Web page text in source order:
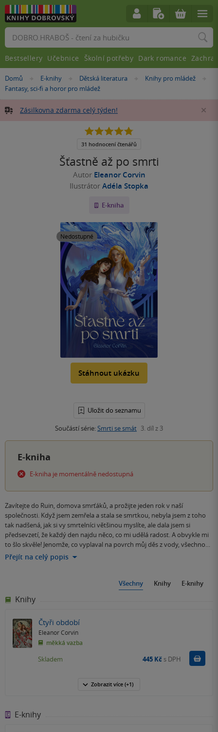
Nacházíte
se
Domů »E-knihy »Dětská literatura »
Knihy pro mládež
Fantasy, sci-fi a horor pro mládež
Zásilkovna zdarma celý týden!
Šťastně až po smrti
Autor Eleanor Corvin
Ilustrátor Adéla Stopka
E-kniha
Nedostupné
Stáhnout ukázku
Uložit do seznamu
Součástí série:Smrti se smát 3. díl z 3
4.8
5
31 hodnocení čtenářů
E-kniha
E-kniha je momentálně nedostupná
Zavítejte do Ruin, domova smrťáků, a prožijte jeden rok v naší
společnosti. Když jsem zemřela a stala se smrtkou, nebyla jsem z toho
tak nadšená, jak si vy smrtelníci většinou myslíte, ale dala jsem si
předsevzetí, že každý den najdu něco, co mi udělá radost. A obvykle mi
to šlo skvěle! Jenomže, co vyplaval na povrch můj děs z vody, všechno…
Přejít na celý popis
Všechny Knihy E-knihy
Knihy
Čtyři období
Eleanor Corvin
měkká vazba
Skladem 445 Kč s DPH
Zobrazit více (+1)
E-knihy
Vyhledávání
Bestsellery Učebnice Školní potřeby Dark romance